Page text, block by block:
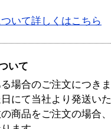
いて詳しくはこちら
いて
場合のご注文につき
にて当社より発送い
商品をご注文の場合